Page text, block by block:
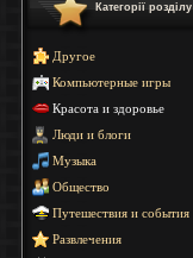
Категорії розділу
Другое
Компьютерные игры
Красота и здоровье
Люди и блоги
Музыка
Общество
Путешествия и события
Развлечения